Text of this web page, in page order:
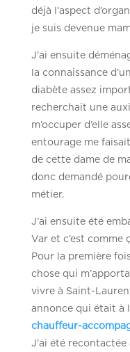
déjà l’aspect
je suis devenue
J’ai ensuite
la connaissance
diabète assez
recherchait une
m’occuper d’elle
entourage me
de cette dame de
donc demandé
métier.
J’ai ensuite été
Var et c’est comme
Pour la première
chose qui
vivre à Saint-
annonce qui était à
chauffeur-
J’ai été recontactée